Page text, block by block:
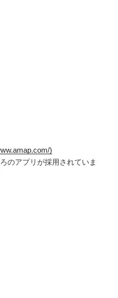
)
のアプリが採用されていま